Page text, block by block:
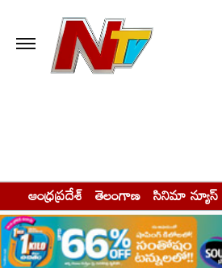
ఆంధ్రప్రదేశ్ తెలంగాణ సినిమా న్యూస్